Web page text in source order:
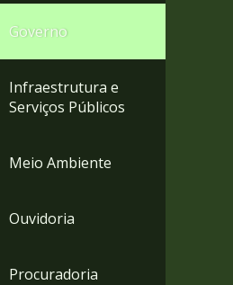
Governo
Infraestrutura e
Serviços Públicos
Meio Ambiente
Ouvidoria
Procuradoria